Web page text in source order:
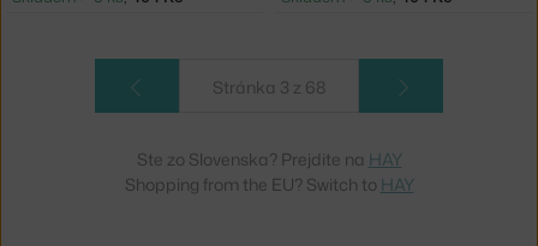
Stránka 3 z 68
Ste zo Slovenska? Prejdite na HAY
Shopping from the EU? Switch to HAY